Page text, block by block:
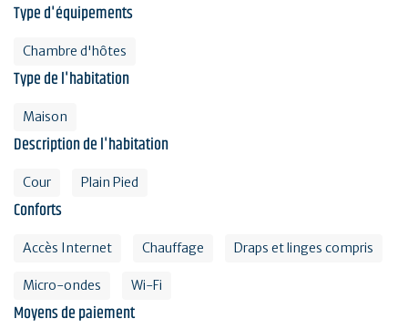
Type d'équipements
Chambre d'hôtes
Type de l'habitation
Maison
Description de l'habitation
Cour Plain Pied
Conforts
Accès Internet Chauffage Draps et linges compris
Micro-ondes Wi-Fi
Moyens de paiement